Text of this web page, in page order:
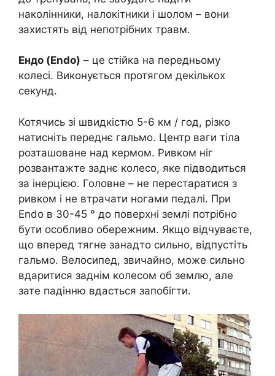
наколінники, налокітники і шолом – вони
захистять від непотрібних травм.
Ендо (Endo) – це стійка на передньому
колесі. Виконується протягом декількох
секунд.
Котячись зі швидкістю 5-6 км / год, різко
натисніть переднє гальмо. Центр ваги тіла
розташоване над кермом. Ривком ніг
розвантажте заднє колесо, яке підводиться
за інерцією. Головне – не перестаратися з
ривком і не втрачати ногами педалі. При
Endo в 30-45 ° до поверхні землі потрібно
бути особливо обережним. Якщо відчуваєте,
що вперед тягне занадто сильно, відпустіть
гальмо. Велосипед, звичайно, може сильно
вдаритися заднім колесом об землю, але
зате падінню вдасться запобігти.